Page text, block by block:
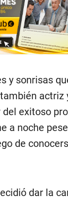
y sonrisas
exitoso
a noche
de
dar la